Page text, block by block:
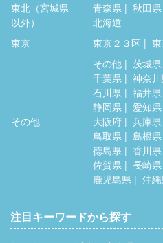
東北（宮城県
以外）
青森県 秋田県
北海道
東京
東京２３区
その他
その他 茨城県
千葉県
神奈
石川県
福井県
静岡県
愛知県
大阪府
兵庫県
鳥取県
島根県
徳島県
香川県
佐賀県
長崎県
鹿児島県
沖
注目キーワードから探す